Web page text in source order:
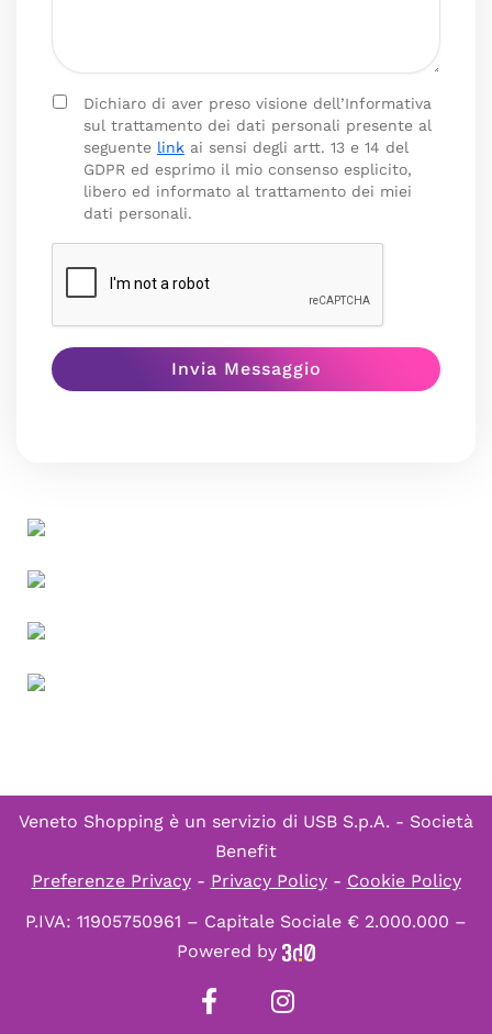
Dichiaro di aver preso visione dell’Informativa
sul trattamento dei dati personali presente al
seguente link ai sensi degli artt. 13 e 14 del
GDPR ed esprimo il mio consenso esplicito,
libero ed informato al trattamento dei miei
dati personali.
Veneto Shopping è un servizio di USB S.p.A. - Società
Benefit
Preferenze Privacy- Privacy Policy- Cookie Policy
P.IVA: 11905750961 – Capitale Sociale € 2.000.000 –
Powered by